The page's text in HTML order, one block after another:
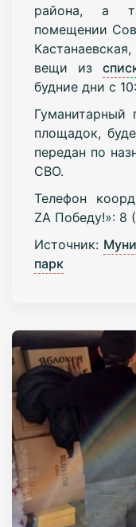
района, а
помещении
вещи из
будние дни с
Гуманитарный
площадок,
передан по
СВО.
Телефон
ZA Победу!»: 8
Источник:
парк